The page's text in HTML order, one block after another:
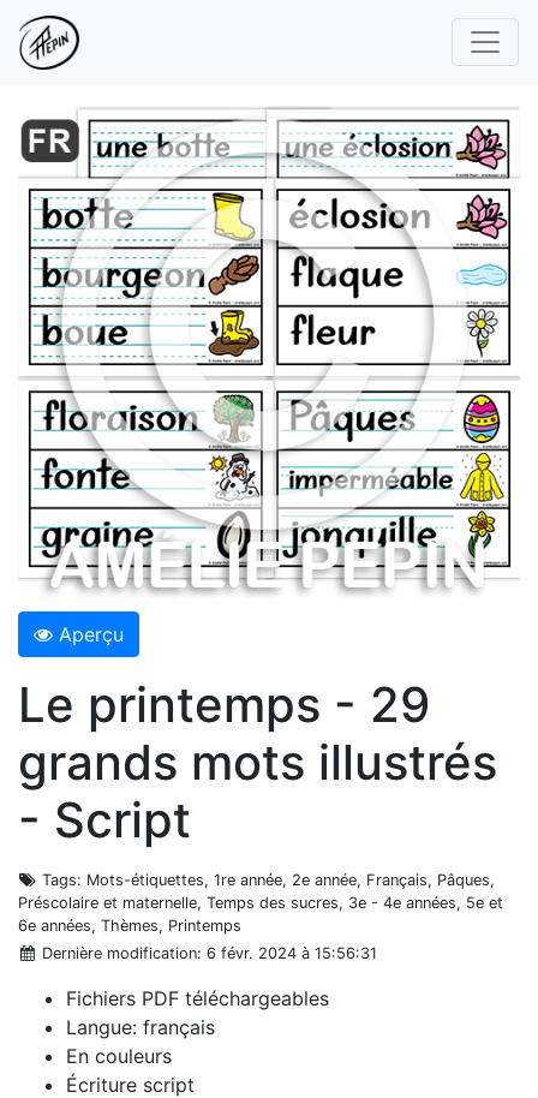
Aperçu
Le printemps - 29
grands mots illustrés
- Script
Tags: Mots-étiquettes, 1re année, 2e année, Français, Pâques,
Préscolaire et maternelle, Temps des sucres, 3e - 4e années, 5e et
6e années, Thèmes, Printemps
Dernière modification: 6 févr. 2024 à 15:56:31
Fichiers PDF téléchargeables
Langue: français
En couleurs
Écriture script